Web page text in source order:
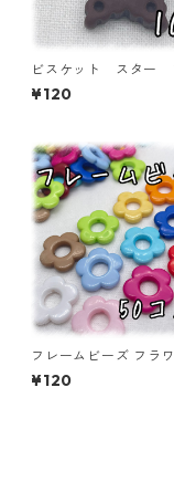
ビスケット スター
ン 10個入り デコ
貼り付けパーツ【DP-
¥120
フレームビーズ フラ
ックス 50個入り【
5】
¥120